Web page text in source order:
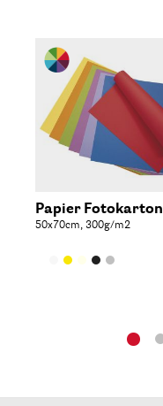
Papier Fotokarton
50x70cm, 300g/m2